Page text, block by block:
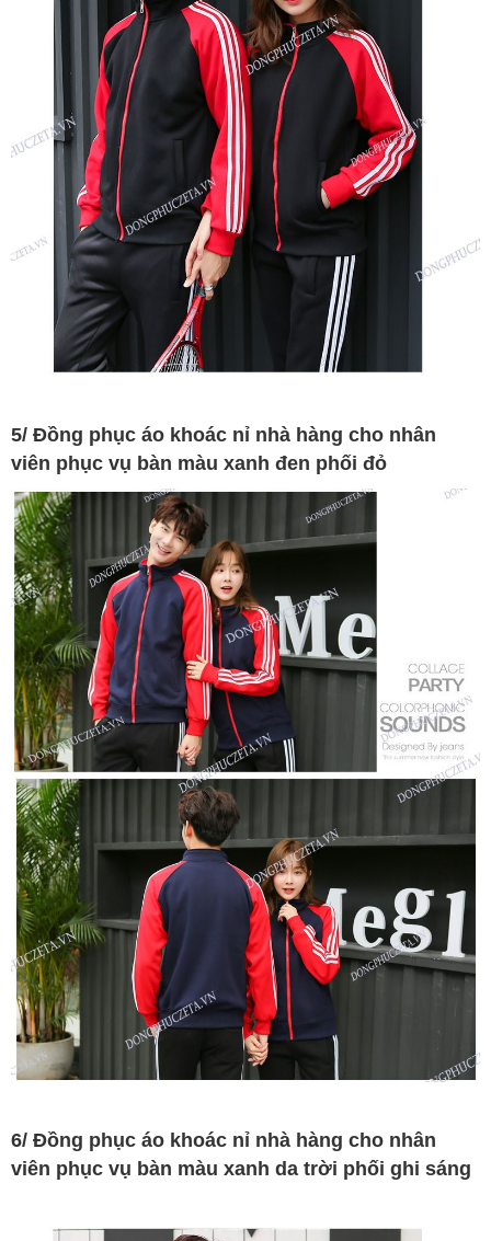
5/ Đồng phục áo khoác nỉ nhà hàng cho nhân
viên phục vụ bàn màu xanh đen phối đỏ
6/ Đồng phục áo khoác nỉ nhà hàng cho nhân
viên phục vụ bàn màu xanh da trời phối ghi sáng